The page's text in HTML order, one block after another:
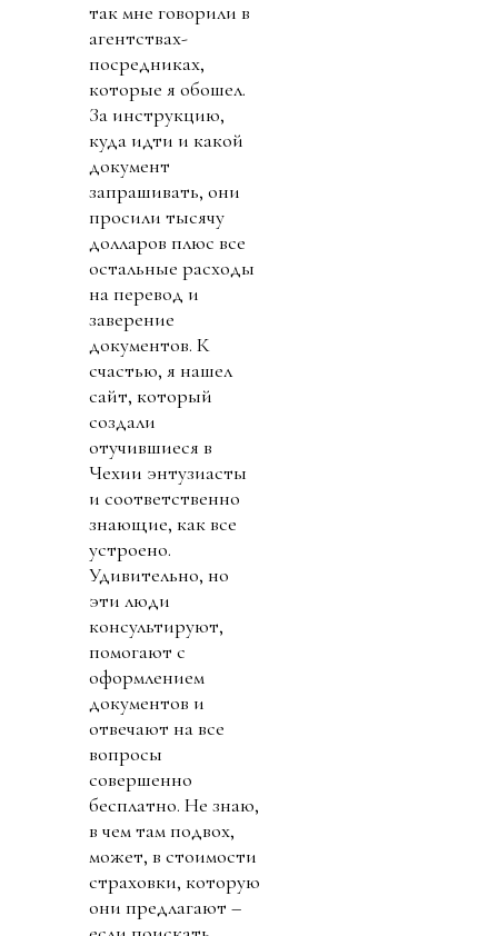
так мне говорили в
агентствах-
посредниках,
которые я обошел.
За инструкцию,
куда идти и какой
документ
запрашивать, они
просили тысячу
долларов плюс все
остальные расходы
на перевод и
заверение
документов. К
счастью, я нашел
сайт, который
создали
отучившиеся в
Чехии энтузиасты
и соответственно
знающие, как все
устроено.
Удивительно, но
эти люди
консультируют,
помогают с
оформлением
документов и
отвечают на все
вопросы
совершенно
бесплатно. Не знаю,
в чем там подвох,
может, в стоимости
страховки, которую
они предлагают –